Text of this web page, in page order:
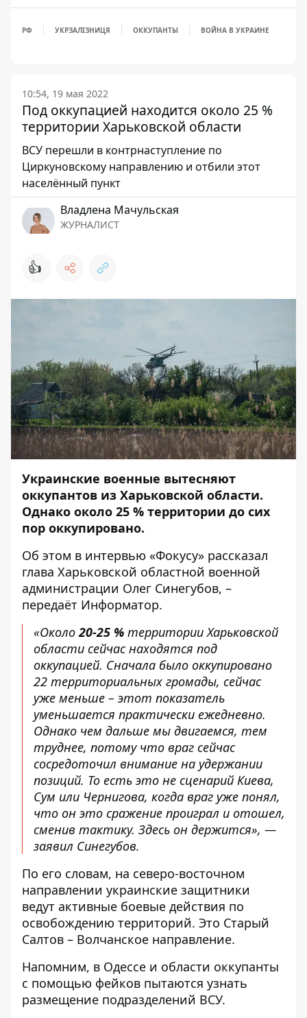
РФ УКРЗАЛІЗНИЦЯ ОККУПАНТЫ ВОЙНА В УКРАИНЕ
10:54, 19 мая 2022
Под оккупацией находится около 25 %
территории Харьковской области
ВСУ перешли в контрнаступление по
Циркуновскому направлению и отбили этот
населённый пункт
Владлена Мачульская
ЖУРНАЛИСТ
👍
Украинские военные вытесняют
оккупантов из Харьковской области.
Однако около 25 % территории до сих
пор оккупировано.
Об этом в интервью «Фокусу» рассказал
глава Харьковской областной военной
администрации Олег Синегубов, –
передаёт Информатор.
«Около20-25 % территории Харьковской
области сейчас находятся под
оккупацией. Сначала было оккупировано
22 территориальных громады, сейчас
уже меньше – этот показатель
уменьшается практически ежедневно.
Однако чем дальше мы двигаемся, тем
труднее, потому что враг сейчас
сосредоточил внимание на удержании
позиций. То есть это не сценарий Киева,
Сум или Чернигова, когда враг уже понял,
что он это сражение проиграл и отошел,
сменив тактику. Здесь он держится», —
заявил Синегубов.
По его словам, на северо-восточном
направлении украинские защитники
ведут активные боевые действия по
освобождению территорий. Это Старый
Салтов – Волчанское направление.
Напомним, в Одессе и области оккупанты
с помощью фейков пытаются узнать
размещение подразделений ВСУ.